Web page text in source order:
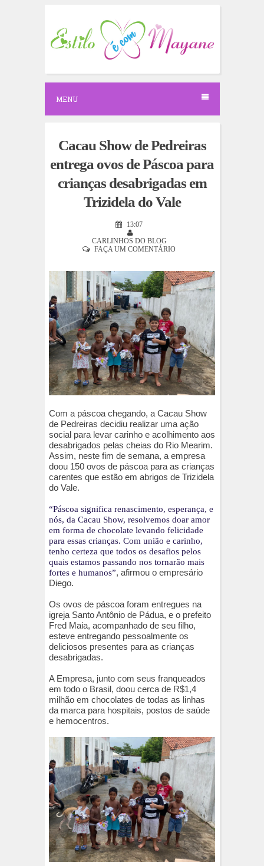
c
o
e
MENU
Cacau Show de Pedreiras
entrega ovos de Páscoa para
crianças desabrigadas em
Trizidela do Vale
13:07
CARLINHOS DO BLOG
FAÇA UM COMENTÁRIO
Com a páscoa chegando, a Cacau Show
de Pedreiras decidiu realizar uma ação
social para levar carinho e acolhimento aos
desabrigados pelas cheias do Rio Mearim.
Assim, neste fim de semana, a empresa
doou 150 ovos de páscoa para as crianças
carentes que estão em abrigos de Trizidela
do Vale.
“Páscoa significa renascimento, esperança, e
nós, da Cacau Show, resolvemos doar amor
em forma de chocolate levando felicidade
para essas crianças. Com união e carinho,
tenho certeza que todos os desafios pelos
quais estamos passando nos tornarão mais
fortes e humanos”, afirmou o empresário
Diego.
Os ovos de páscoa foram entregues na
igreja Santo Antônio de Pádua, e o prefeito
Fred Maia, acompanhado de seu filho,
esteve entregando pessoalmente os
deliciosos presentes para as crianças
desabrigadas.
A Empresa, junto com seus franqueados
em todo o Brasil, doou cerca de R$1,4
milhão em chocolates de todas as linhas
da marca para hospitais, postos de saúde
e hemocentros.